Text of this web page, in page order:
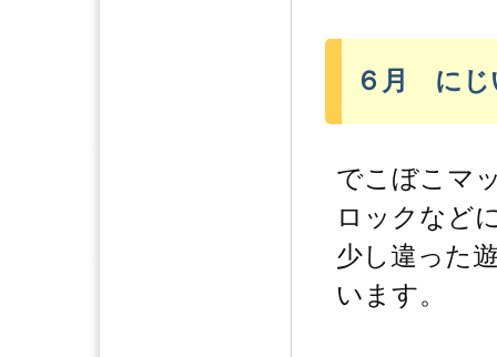
６月 にじ
でこぼこマ
ロックなど
少し違った
います。